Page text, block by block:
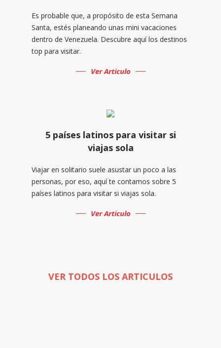
Es probable que, a propósito de esta Semana
Santa, estés planeando unas mini vacaciones
dentro de Venezuela. Descubre aquí los destinos
top para visitar.
Ver Articulo
5 países latinos para visitar si
viajas sola
Viajar en solitario suele asustar un poco a las
personas, por eso, aquí te contamos sobre 5
países latinos para visitar si viajas sola.
Ver Articulo
VER TODOS LOS ARTICULOS